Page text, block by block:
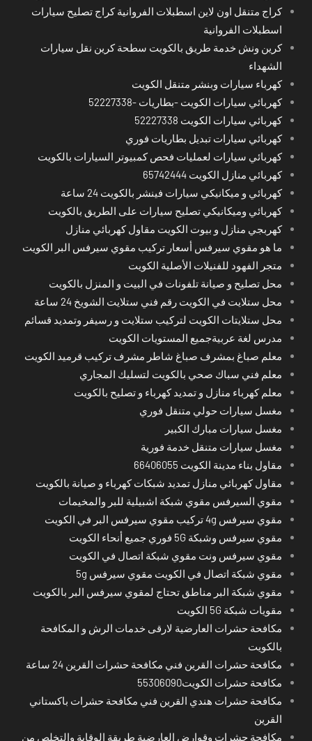
كراج متنقل اون لاين اسطبلات الفروانية كراج تصليح سيارات
اسطبلات الفروانية
كرين ونش خدمة طريق بالكويت سطحة كرين نقل سيارات
الشهداء
كهرباء سيارات وبنشر متنقل الكويت
كهربائي سيارات الكويت -بطاريات -52227338
كهربائي سيارات الكويت 52227338
كهربائي سيارات تبديل بطاريات فوري
كهربائي سيارات لعمليات فحص كمبيوتر السيارات بالكويت
كهربائي منازل الكويت 65742444
كهربائي و ميكانيكي سيارات فينشر بالكويت 24 ساعة
كهربائي وميكانيكي تصليح سيارات على الطريق بالكويت
كهربجي منازل و بيوت الكويت مقاول كهربائي منازل
ما هو مقوي سيرفس أسعار تركيب مقوي سيرفس البر الكويت
متجر الفهود للفنيلات الأصلية الكويت
محل تصليح و صيانة تلفونات في البيت و المنزل بالكويت
محل ستلايت في الكويت رقم فني ستلايت الشويخ 24 ساعة
محل ستلايتات الكويت لتركيب ستلايت و رسيفر وتمديد قسائم
مدرس لغة عربيةجميع المستويات الكويت
معلم صباغ بمشرف صباغ شاطر مشرف تركيب قرميد الكويت
معلم فني سباك صحي بالكويت لتسليك المجاري
معلم كهرباء منازل و تمديد كهرباء و تصليح بالكويت
مغسل سيارات حولي متنقل فوري
مغسل سيارات مبارك الكبير
مغسل سيارات متنقل خدمة فورية
مقاول بناء مدينة الكويت 66406055
مقاول كهربائي منازل تمديد شبكات كهرباء و صيانة بالكويت
مقوي السيرفس مقوي شبكة اشبيلية للبر والمخيمات
مقوي سيرفس 4g تركيب مقوي سيرفس البر في الكويت
مقوي سيرفس وشبكة 5G فوري جميع أنحاء الكويت
مقوي سيرفس ونت مقوي شبكة اتصال في الكويت
مقوي شبكة اتصال في الكويت مقوي سيرفس 5g
مقوي شبكة البر مناطق تحتاج لمقوي سيرفس البر بالكويت
مقويات شبكة 5G الكويت
مكافحة حشرات العارضية لارقى خدمات الرش و المكافحة
بالكويت
مكافحة حشرات القرين فني مكافحة حشرات القرين 24 ساعة
مكافحة حشرات الكويت55306090
مكافحة حشرات هندي القرين فني مكافحة حشرات باكستاني
القرين
مكافحة حشرات وقوارض العارضية طريقة الوقاية والتخلص من